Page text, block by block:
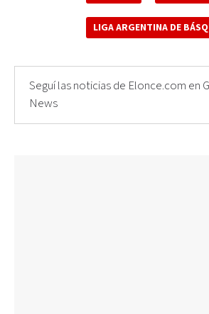
LIGA ARGENTINA DE
Seguí las noticias de Elonce.com en
News